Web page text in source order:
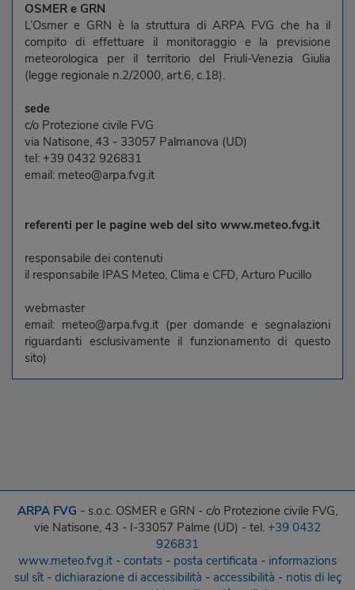
OSMER e GRN
L’Osmer e GRN è la struttura di ARPA FVG che ha il
compito di effettuare il monitoraggio e la previsione
meteorologica per il territorio del Friuli-Venezia Giulia
(legge regionale n.2/2000, art.6, c.18).
sede
c/o Protezione civile FVG
via Natisone, 43 - 33057 Palmanova (UD)
tel: +39 0432 926831
email: meteo@arpa.fvg.it
referenti per le pagine web del sito www.meteo.fvg.it
responsabile dei contenuti
il responsabile IPAS Meteo, Clima e CFD, Arturo Pucillo
webmaster
email: meteo@arpa.fvg.it (per domande e segnalazioni
riguardanti esclusivamente il funzionamento di questo
sito)
ARPA FVG - s.o.c. OSMER e GRN - c/o Protezione civile FVG,
vie Natisone, 43 - I-33057 Palme (UD) - tel. +39 0432
926831
www.meteo.fvg.it - contats - posta certificata - informazions
sul sît- dichiarazione di accessibilità - accessibilità - notis di leç